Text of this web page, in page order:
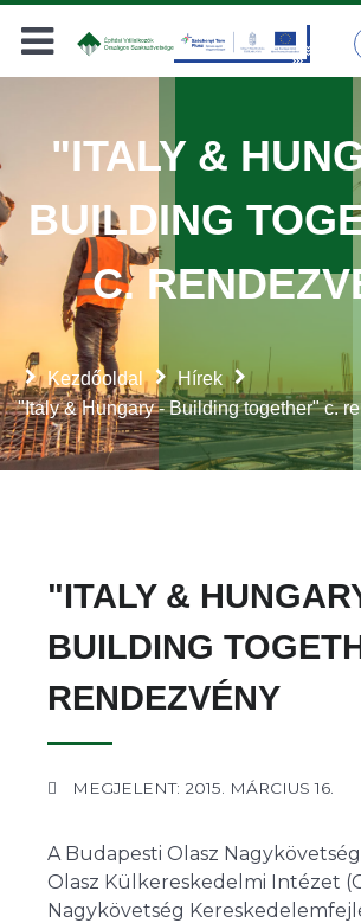
Keresés
Kezdőoldal
Hírek
"Italy & Hungary - Building together" c.
"ITALY &
BUILDING
C.
"ITALY &
BUILDING
RENDEZVÉNY
MEGJELENT: 2015. MÁRCIUS 16.
A Budapesti Olasz
Olasz Külkereskedelmi Intézet
Nagykövetség